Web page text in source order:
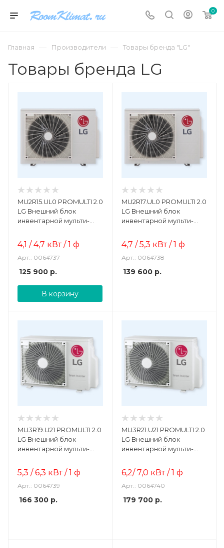
0
Главная — Производители — Товары бренда "LG"
Товары бренда LG
MU2R15.UL0 PROMULTI 2.0
LG Внешний блок
инвентарной мульти-
4,1 / 4,7 кВт / 1 ф
Арт.: 0064737
125 900 р.
В корзину
MU2R17.UL0 PROMULTI 2.0
LG Внешний блок
инвентарной мульти-
4,7 / 5,3 кВт / 1 ф
Арт.: 0064738
139 600 р.
MU3R19.U21 PROMULTI 2.0
LG Внешний блок
инвентарной мульти-
5,3 / 6,3 кВт / 1 ф
Арт.: 0064739
166 300 р.
MU3R21.U21 PROMULTI 2.0
LG Внешний блок
инвентарной мульти-
6,2/ 7,0 кВт / 1 ф
Арт.: 0064740
179 700 р.